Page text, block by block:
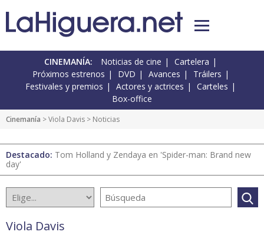
CINEMANÍA: Noticias de cine
Cartelera
Próximos estrenos
DVD Avances
Tráilers
Festivales y premios
Actores y actrices
Carteles
Box-office
Cinemanía >Viola Davis > Noticias
Destacado: Tom Holland y Zendaya en 'Spider-man: Brand new
day'
Viola Davis